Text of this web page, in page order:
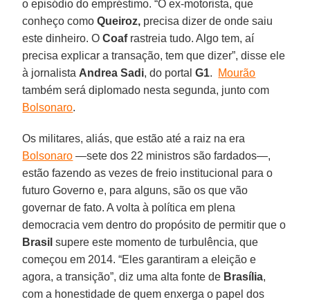
o episódio do empréstimo. “O ex-motorista, que
conheço comoQueiroz, precisa dizer de onde saiu
este dinheiro. OCoafrastreia tudo. Algo tem, aí
precisa explicar a transação, tem que dizer”, disse ele
à jornalista Andrea Sadi, do portalG1. Mourão
também será diplomado nesta segunda, junto com
Bolsonaro.
Os militares, aliás, que estão até a raiz na era
Bolsonaro —sete dos 22 ministros são fardados—,
estão fazendo as vezes de freio institucional para o
futuro Governo e, para alguns, são os que vão
governar de fato. A volta à política em plena
democracia vem dentro do propósito de permitir que o
Brasil supere este momento de turbulência, que
começou em 2014. “Eles garantiram a eleição e
agora, a transição”, diz uma alta fonte de Brasília,
com a honestidade de quem enxerga o papel dos